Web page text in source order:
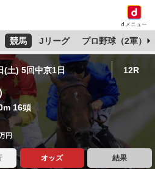
dメニュー
競馬 Jリーグ プロ野球（2軍）
(土) 5回中京1日 12R
16頭
円
オッズ 結果